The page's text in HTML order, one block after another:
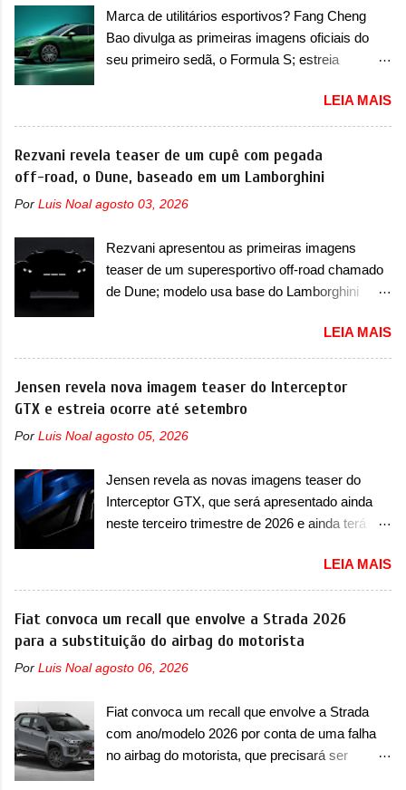
de pré-carga e gateway de domínio de energia.
Há mais quatro recursos de software como
gerenciamento...
que vão atualizá-los para a identidade visual
mais moderna da marca, mas ainda sem
motivos para que essa mudança já seja tão
nada os primeiros consumidores). Pelas
imagens teaser, se percebe que o sedã contará
com um novo para-choque na dianteira. Ele
passa a trazer um vinco horizontal mais
destacado que atravessa toda a dianteira do
faróis. Ele ainda possui um espaço para a placa
novo abaixo do vinco e uma nova entrada de ar
inferio...
Marca de utilitários esportivos? Fang Cheng
Bao divulga as primeiras imagens oficiais do
seu primeiro sedã, o Formula S; estreia
como uma marca com utilitários esportivos, a
Fang Cheng Bao nasceu como uma empresa
voltada a desenvolver utilitários esportivos com
uma pegada mais off-road. E isso funcionou
muito bem com o lançamento dos modelos Bao
5 e Bao 8, além do Tai 3 e Tai 7. Agora, a marca
de... sedãs. Antecipado por imagens teaser, o
Formula S será o primeiro três volumes da
Fang Cheng Bao, que parece se perder na sua
marca divulgou algumas imagens externas e
informações sobre o sedã, que terá seu
lançamento ainda neste ano de 2026. Em
termos de design, o Formula S segue
basicamente as mesmas linhas do conceito
aconteceu no primeiro semestre. Na dianteira, o
sedã conta com faróis mais quadrados e
compactos, com luzes ...
LEIA MAIS
Rezvani revela teaser de um cupê com pegada
off-road, o Dune, baseado em um Lamborghini
Por Luis Noal agosto 03, 2026
Rezvani apresentou as primeiras imagens
teaser de um superesportivo off-road chamado
de Dune; modelo usa base do Lamborghini
apresentou as primeiras imagens teaser de um
novo superesportivo que vai oferecer aos seus
consumidores. Trata-se do Dune, um cupê
superesportivo que terá uma proposta off-road
tiveram, como o Porsche 911 Dakar e o...
italiano tem grande parte no desenvolvimento
do Dune. Baseado no Huracán, o Dune nasce
com uma proposta similar ao que a marca
característico da Rezvani. Junto com as
imagens, a marca já confirmou que o Dune será
um carro muito exclusivo. Ao todo, serão
apenas sete unidades produzidas... para todo
equipado com um motor V10 Supercharger
capaz de desenvolver cerca de 800cv que
separou a performance exótica da aventura i...
LEIA MAIS
Jensen revela nova imagem teaser do Interceptor
GTX e estreia ocorre até setembro
Por Luis Noal agosto 05, 2026
Jensen revela as novas imagens teaser do
Interceptor GTX, que será apresentado ainda
neste terceiro trimestre de 2026 e ainda terá
International Automotive (abreviação de JIA)
apresentou uma nova imagem teaser que
mostra como será o Interceptor GTX, o
esportivo que recolocará a marca no mercado.
O granturismo (GT) apareceu em uma nova
imagem de traseira, onde ele aparece o para-
esportivo será apresentado no terceiro trimestre
de 2026, ou seja, acontecerá entre os meses de
julho e setembro (e já estamos em agosto), ou
LEIA MAIS
Fiat convoca um recall que envolve a Strada 2026
para a substituição do airbag do motorista
Por Luis Noal agosto 06, 2026
Fiat convoca um recall que envolve a Strada
com ano/modelo 2026 por conta de uma falha
no airbag do motorista, que precisará ser